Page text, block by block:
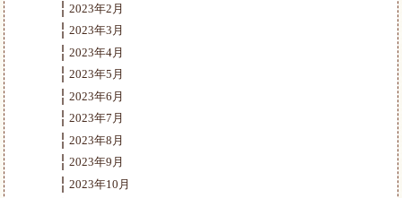
2023年2月
2023年3月
2023年4月
2023年5月
2023年6月
2023年7月
2023年8月
2023年9月
2023年10月